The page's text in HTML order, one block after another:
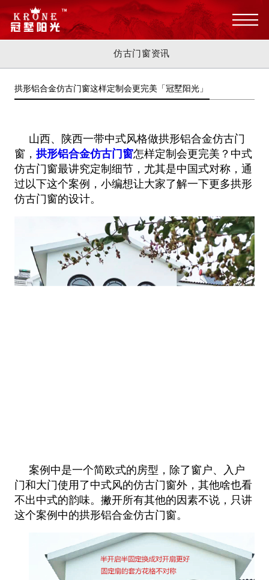
仿古门窗资讯
拱形铝合金仿古门窗这样定制会更完美「冠墅阳光」
山西、陕西一带中式风格做拱形铝合金仿古门
窗， 拱形铝合金仿古门窗怎样定制会更完美？中式
仿古门窗最讲究定制细节，尤其是中国式对称，通
过以下这个案例，小编想让大家了解一下更多拱形
仿古门窗的设计。
案例中是一个简欧式的房型，除了窗户、入户
门和大门使用了中式风的仿古门窗外，其他啥也看
不出中式的韵味。撇开所有其他的因素不说，只讲
这个案例中的拱形铝合金仿古门窗。